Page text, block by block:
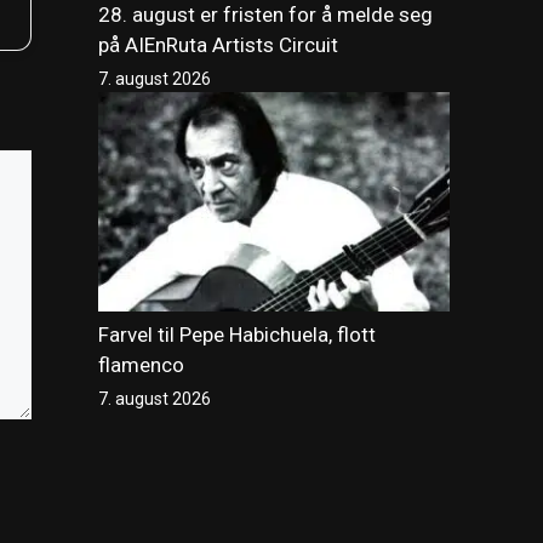
28. august er fristen for å melde seg
på AIEnRuta Artists Circuit
7. august 2026
Farvel til Pepe Habichuela, flott
flamenco
7. august 2026